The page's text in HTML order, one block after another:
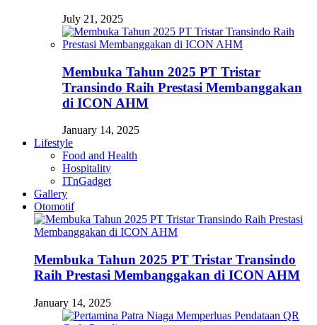
July 21, 2025
Membuka Tahun 2025 PT Tristar
Transindo Raih Prestasi Membanggakan
di ICON AHM
January 14, 2025
Lifestyle
Food and Health
Hospitality
ITnGadget
Gallery
Otomotif
Membuka Tahun 2025 PT Tristar Transindo
Raih Prestasi Membanggakan di ICON AHM
January 14, 2025